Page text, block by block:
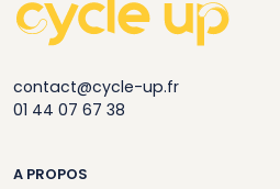
contact@cycle-up.fr
01 44 07 67 38
A PROPOS